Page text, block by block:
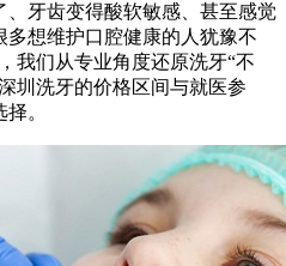
牙齿变得酸软敏感、甚至感觉
想维护口腔健康的人犹豫不
我们从专业角度还原洗牙“不
圳洗牙的价格区间与就医参
。